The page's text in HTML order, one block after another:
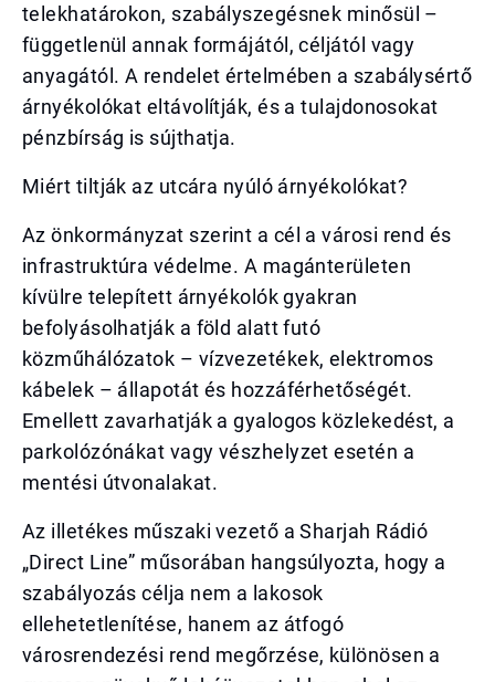
telekhatárokon, szabályszegésnek minősül –
függetlenül annak formájától, céljától vagy
anyagától. A rendelet értelmében a szabálysértő
árnyékolókat eltávolítják, és a tulajdonosokat
pénzbírság is sújthatja.
Miért tiltják az utcára nyúló árnyékolókat?
Az önkormányzat szerint a cél a városi rend és
infrastruktúra védelme. A magánterületen
kívülre telepített árnyékolók gyakran
befolyásolhatják a föld alatt futó
közműhálózatok – vízvezetékek, elektromos
kábelek – állapotát és hozzáférhetőségét.
Emellett zavarhatják a gyalogos közlekedést, a
parkolózónákat vagy vészhelyzet esetén a
mentési útvonalakat.
Az illetékes műszaki vezető a Sharjah Rádió
„Direct Line” műsorában hangsúlyozta, hogy a
szabályozás célja nem a lakosok
ellehetetlenítése, hanem az átfogó
városrendezési rend megőrzése, különösen a